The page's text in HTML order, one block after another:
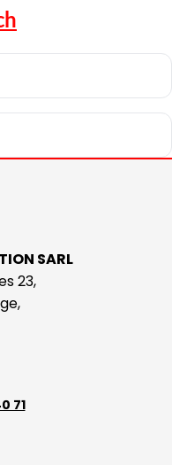
SARL
23,
71